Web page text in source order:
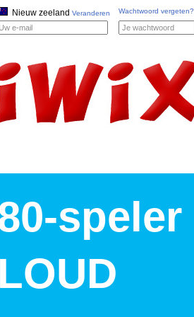
Nieuw zeeland Veranderen Wachtwoord vergeten?
speler